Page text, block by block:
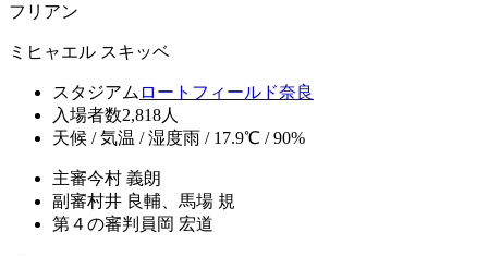
フリアン
ミヒャエル スキッベ
スタジアム ロートフィールド奈良
入場者数2,818人
天候 / 気温 / 湿度雨 / 17.9℃ / 90%
主審今村 義朗
副審村井 良輔、馬場 規
第４の審判員 岡 宏道